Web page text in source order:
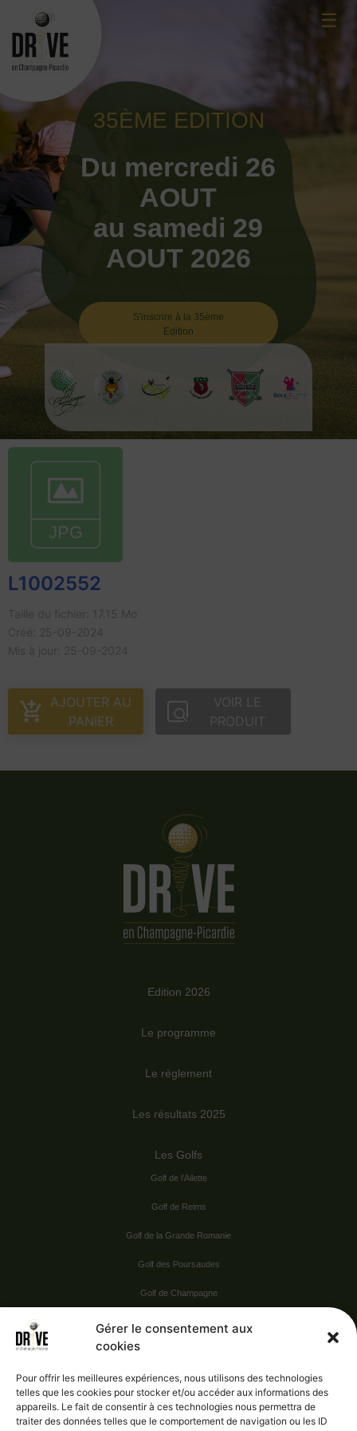
Gérer le consentement aux
cookies
Pour offrir les meilleures expériences, nous utilisons des technologies
telles que les cookies pour stocker et/ou accéder aux informations des
appareils. Le fait de consentir à ces technologies nous permettra de
traiter des données telles que le comportement de navigation ou les ID
content
☰
35ÈME EDITION
Du mercredi 26
AOUT
au samedi 29
AOUT 2026
S'inscrire à la 35ème
Edition
L1002552
AJOUTER AU
PANIER
VOIR LE
PRODUIT
Edition 2026
Le programme
Le règlement
Les résultats 2025
Les Golfs
Golf de l’Ailette
Golf de Reims
Golf de la Grande Romanie
Golf des Poursaudes
Golf de Champagne
Vie pratique